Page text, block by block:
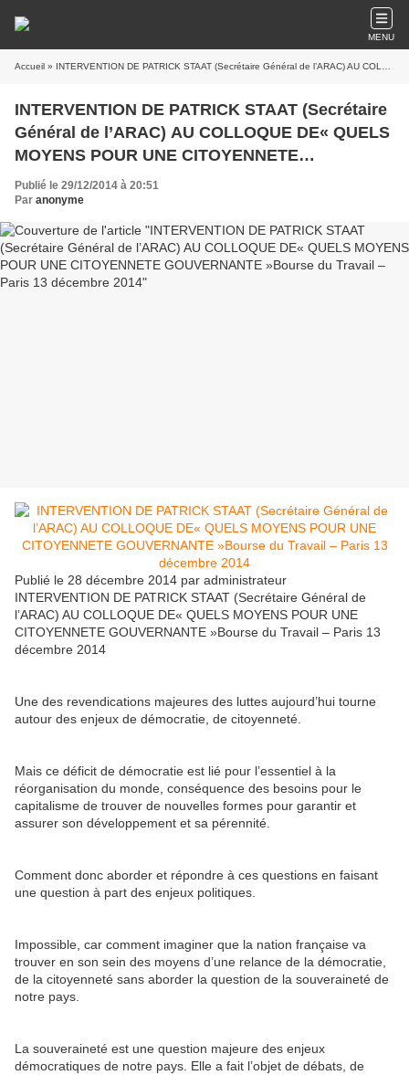
MENU
Accueil » INTERVENTION DE PATRICK STAAT (Secrétaire Général de l’ARAC) AU COLLOQUE DE« QUELS MOYENS POUR UNE CITOYENNETE GOUVERNANTE »Bourse du Travail – Paris 13 décembre 2014
INTERVENTION DE PATRICK STAAT (Secrétaire
Général de l’ARAC) AU COLLOQUE DE« QUELS
MOYENS POUR UNE CITOYENNETE
GOUVERNANTE »Bourse du Travail – Paris 13
décembre 2014
Publié le 29/12/2014 à 20:51
Par anonyme
Publié le 28 décembre 2014 par administrateur
INTERVENTION DE PATRICK STAAT (Secrétaire Général de
l’ARAC) AU COLLOQUE DE« QUELS MOYENS POUR UNE
CITOYENNETE GOUVERNANTE »Bourse du Travail – Paris 13
décembre 2014
Une des revendications majeures des luttes aujourd’hui tourne
autour des enjeux de démocratie, de citoyenneté.
Mais ce déficit de démocratie est lié pour l’essentiel à la
réorganisation du monde, conséquence des besoins pour le
capitalisme de trouver de nouvelles formes pour garantir et
assurer son développement et sa pérennité.
Comment donc aborder et répondre à ces questions en faisant
une question à part des enjeux politiques.
Impossible, car comment imaginer que la nation française va
trouver en son sein des moyens d’une relance de la démocratie,
de la citoyenneté sans aborder la question de la souveraineté de
notre pays.
La souveraineté est une question majeure des enjeux
démocratiques de notre pays. Elle a fait l’objet de débats, de